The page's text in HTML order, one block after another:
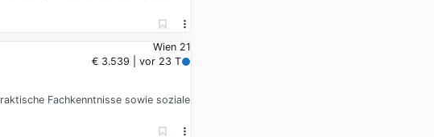
Wien 21
€ 3.539 | vor 23 T
Fachkenntnisse sowie soziale